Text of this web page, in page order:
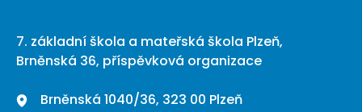
7. základní škola a mateřská škola Plzeň,
Brněnská 36, příspěvková organizace
Brněnská 1040/36, 323 00 Plzeň